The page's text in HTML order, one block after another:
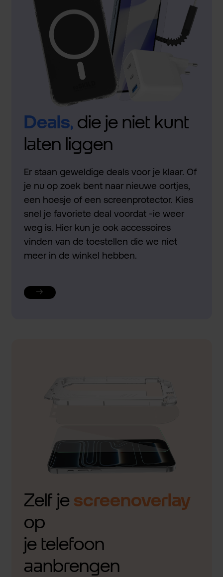
Deals,die je niet kunt
laten liggen
Er staan geweldige deals voor je klaar. Of
je nu op zoek bent naar nieuwe oortjes,
een hoesje of een screenprotector. Kies
snel je favoriete deal voordat -ie weer
weg is. Hier kun je ook accessoires
vinden van de toestellen die we niet
meer in de winkel hebben.
Zelf je screenoverlay
op
je telefoon
aanbrengen